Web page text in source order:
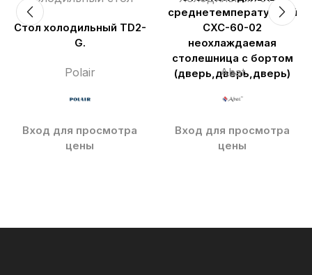
Стол холодильный TD2-
G.
Polair
Вход для просмотра
цены
среднетемпературный
СХС-60-02
неохлаждаемая
столешница с бортом
(дверь,дверь,дверь)
Abat
Вход для просмотра
цены